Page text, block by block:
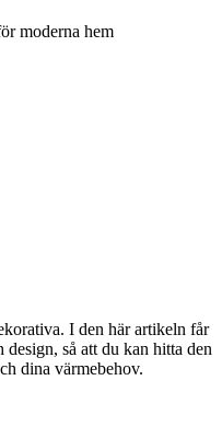
moderna hem
I den här artikeln får
så att du kan hitta den
dina värmebehov.